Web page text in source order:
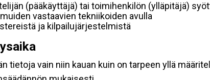
(pääkäyttäjä) tai toimihenkilön (ylläpitäjä)
vastaavien tekniikoiden avulla
ja kilpailujärjestelmistä
tietoja vain niin kauan kuin on tarpeen yllä